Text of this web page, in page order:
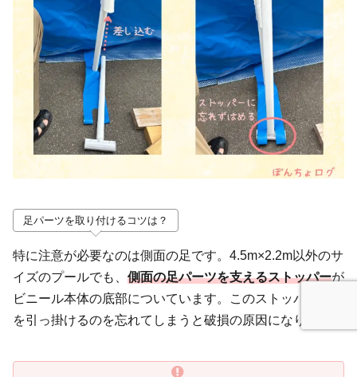
足パーツを取り付けるコツは？
特に注意が必要なのは側面の足です。4.5m×2.2m以外のサ
イズのプールでも、 側面の足パーツを支えるストッパーが
ビニール本体の底部についています。このストッパーに足
を引っ掛けるのを忘れてしまうと破損の原因になります。